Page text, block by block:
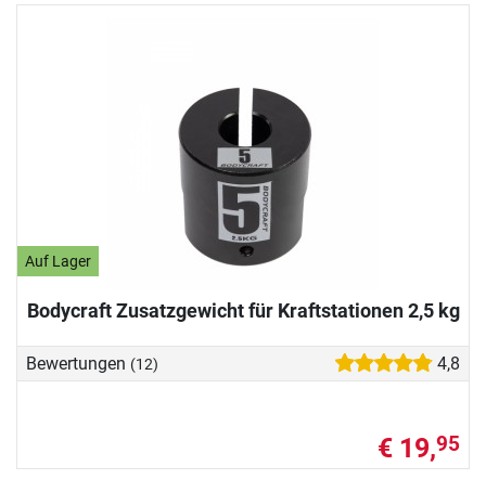
Auf Lager
Bodycraft Zusatzgewicht für Kraftstationen 2,5 kg
Bewertungen (12) 4,8
€ 19,95